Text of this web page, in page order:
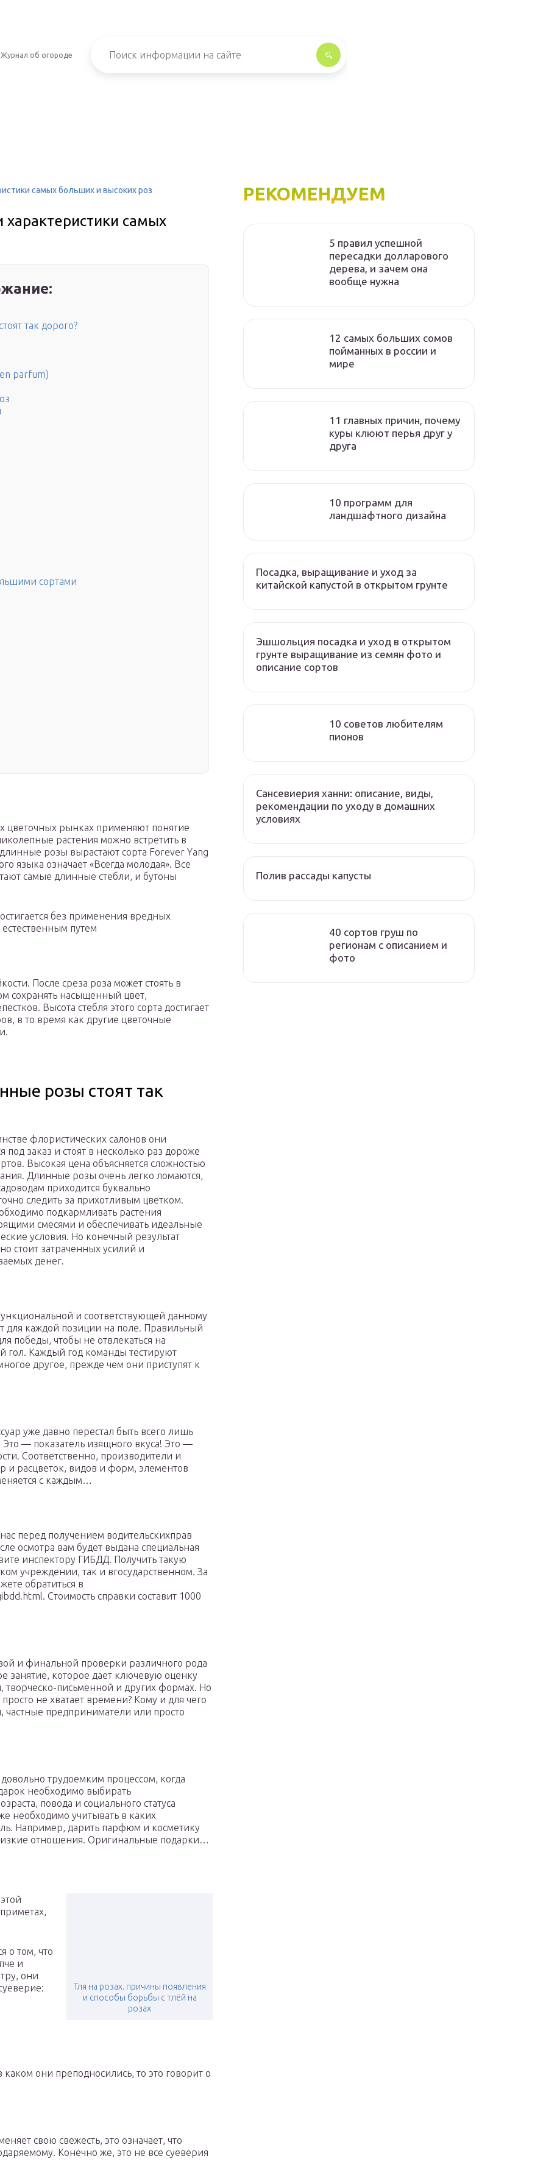
Журнал об огороде
самых больших и высоких роз
самых
так дорого?
parfum)
сортами
цветочных рынках применяют понятие
растения можно встретить в
розы вырастают сорта Forever Yang
языка означает «Всегда молодая». Все
самые длинные стебли, и бутоны
без применения вредных
путем
После среза роза может стоять в
сохранять насыщенный цвет,
Высота стебля этого сорта достигает
в то время как другие цветочные
розы стоят так
флористических салонов они
под заказ и стоят в несколько раз дороже
Высокая цена объясняется сложностью
Длинные розы очень легко ломаются,
приходится буквально
следить за прихотливым цветком.
подкармливать растения
смесями и обеспечивать идеальные
условия. Но конечный результат
стоит затраченных усилий и
денег.
и соответствующей данному
для каждой позиции на поле. Правильный
победы, чтобы не отвлекаться на
гол. Каждый год команды тестируют
другое, прежде чем они приступят к
уже давно перестал быть всего лишь
— показатель изящного вкуса! Это —
Соответственно, производители и
и расцветок, видов и форм, элементов
с каждым…
перед получением водительскихправ
осмотра вам будет выдана специальная
инспектору ГИБДД. Получить такую
учреждении, так и вгосударственном. За
обратиться в
Стоимость справки составит 1000
и финальной проверки различного рода
занятие, которое дает ключевую оценку
творческо-письменной и других формах. Но
не хватает времени? Кому и для чего
предприниматели или просто
трудоемким процессом, когда
необходимо выбирать
повода и социального статуса
необходимо учитывать в каких
Например, дарить парфюм и косметику
отношения. Оригинальные подарки…
Тля на розах. причины появления
и способы борьбы с тлёй на
розах
о том, что
и
они
они преподносились, то это говорит о
свою свежесть, это означает, что
Конечно же, это не все суеверия
РЕКОМЕНДУЕМ
5 правил успешной
пересадки долларового
дерева, и зачем она
вообще нужна
12 самых больших сомов
пойманных в россии и
мире
11 главных причин, почему
куры клюют перья друг у
друга
10 программ для
ландшафтного дизайна
Посадка, выращивание и уход за
китайской капустой в открытом грунте
Эшшольция посадка и уход в открытом
грунте выращивание из семян фото и
описание сортов
10 советов любителям
пионов
Сансевиерия ханни: описание, виды,
рекомендации по уходу в домашних
условиях
Полив рассады капусты
40 сортов груш по
регионам c описанием и
фото